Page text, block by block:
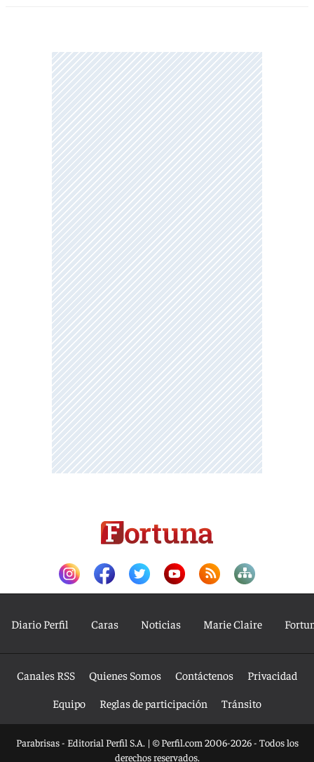
Diario Perfil Caras Noticias Marie Claire
Canales RSS Quienes Somos Contáctenos
Privacidad
Equipo
Reglas de participación Tránsito
Parabrisas - Editorial Perfil S.A. | © Perfil.com 2006-2026 - Todos los
derechos reservados.